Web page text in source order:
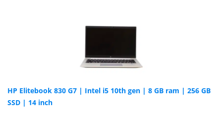
HP Elitebook 830 G7 | Intel i5 10th gen | 8 GB ram | 256 GB
SSD | 14 inch